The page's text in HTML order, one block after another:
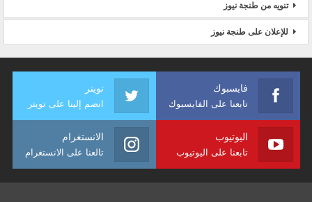
تنويه من طنجة نيوز
للإعلان على طنجة نيوز
فايسبوك
تابعنا على الفايسبوك
تويتر
انضم إلينا على تويتر
اليوتيوب
تابعنا على اليوتيوب
الانستغرام
تالعنا على الانستغرام